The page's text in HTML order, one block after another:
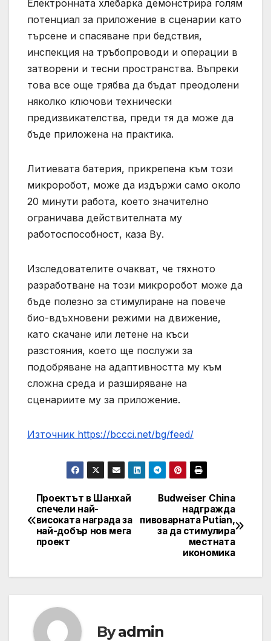
Електронната хлебарка демонстрира голям
потенциал за приложение в сценарии като
търсене и спасяване при бедствия,
инспекция на тръбопроводи и операции в
затворени и тесни пространства. Въпреки
това все още трябва да бъдат преодолени
няколко ключови технически
предизвикателства, преди тя да може да
бъде приложена на практика.
Литиевата батерия, прикрепена към този
микроробот, може да издържи само около
20 минути работа, което значително
ограничава действителната му
работоспособност, каза Ву.
Изследователите очакват, че тяхното
разработване на този микроробот може да
бъде полезно за стимулиране на повече
био-вдъхновени режими на движение,
като скачане или летене на къси
разстояния, което ще послужи за
подобряване на адаптивността му към
сложна среда и разширяване на
сценариите му за приложение.
Източник https://bccci.net/bg/feed/
Post
navigation
Budweiser China
надгражда
пивоварната Putian,
за да стимулира
местната
икономика
Проектът в Шанхай
спечели най-
високата награда за
най-добър нов мега
проект
Byadmin